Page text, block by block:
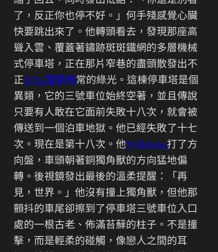
了，反正你也停不好。」何手殘感覺心臟
快要跳出來了。他轉頭看去，發現那座高
聳入雲、覆蓋著鏽跡斑斑鐵網的多層機械
式停車塔，正在那片窄巷的盡頭散發出不
正ROG電競椅常的綠光。這棟停車塔是個
異類，它的三號車位始終空著，並且傳說
只要有人敢在它面前失敗十八次，就會被
傳送到一個泊車地獄。他已經失敗了十七
次。現在是第十八次。他Wilkhahn打了方
向盤，車頭朝著銅獨角獸的方向猛地偏
轉。後視鏡發出最後的溫柔提醒：「再
見，世界。」他沒有撞上獨角獸，但他那
顫抖的車尾卻擦到了停車塔三號車位入口
處的一根古老、佈滿苔蘚的柱子。不是撞
擊，而是輕柔的碰觸，像戀人之間的耳